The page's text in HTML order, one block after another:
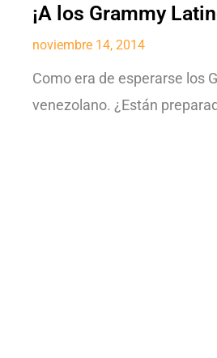
¡A los Grammy
noviembre 14, 2014
Como era de esperarse los
venezolano. ¿Están